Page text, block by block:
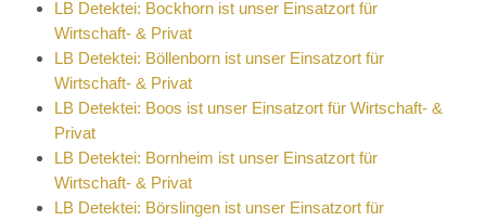
LB Detektei: Bockhorn ist unser Einsatzort für
Wirtschaft- & Privat
LB Detektei: Böllenborn ist unser Einsatzort für
Wirtschaft- & Privat
LB Detektei: Boos ist unser Einsatzort für Wirtschaft- &
Privat
LB Detektei: Bornheim ist unser Einsatzort für
Wirtschaft- & Privat
LB Detektei: Börslingen ist unser Einsatzort für